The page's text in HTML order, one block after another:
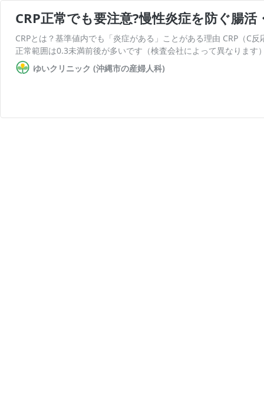
CRP正常でも要注意?慢性炎症を防ぐ腸
CRPとは？基準値内でも「炎症がある」ことがある理由 CRP（C
正常範囲は0.3未満前後が多いです（検査会社によって異なりま
ゆいクリニック (沖縄市の産婦人科)